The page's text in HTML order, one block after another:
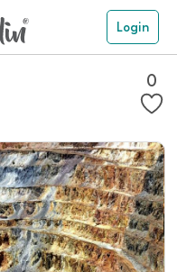
Login
0